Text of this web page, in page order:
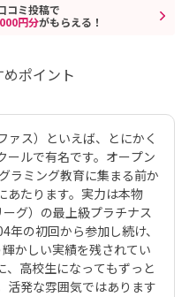
コミ投稿で
円分がもらえる！
ポイント
ァス）といえば、とにかく
ールで有名です。オープン
ラミング教育に集まる前か
あたります。実力は本物
グ）の最上級プラチナス
の初回から参加し続け、
かしい実績を残されてい
、高校生になってもずっと
活発な雰囲気ではあります